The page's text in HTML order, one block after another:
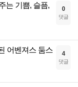
는 기쁨, 슬픔,
0
댓글
어벤져스 둠스
4
댓글